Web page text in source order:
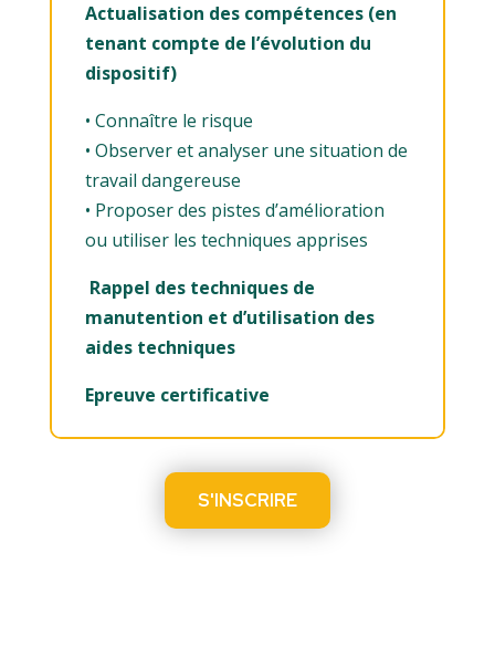
Actualisation des compétences (en
tenant compte de l’évolution du
dispositif)
• Connaître le risque
• Observer et analyser une situation de
travail dangereuse
• Proposer des pistes d’amélioration
ou utiliser les techniques apprises
Rappel des techniques de
manutention et d’utilisation des
aides techniques
Epreuve certificative
S'INSCRIRE